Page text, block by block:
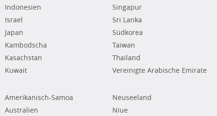
Indonesien
Israel
Japan
Kambodscha
Kasachstan
Kuwait
Singapur
Sri Lanka
Südkorea
Taiwan
Thailand
Vereinigte Arabische Emirate
Amerikanisch-Samoa
Australien
Neuseeland
Niue